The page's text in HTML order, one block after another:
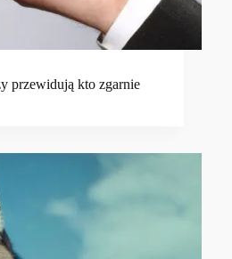
przewidują kto zgarnie